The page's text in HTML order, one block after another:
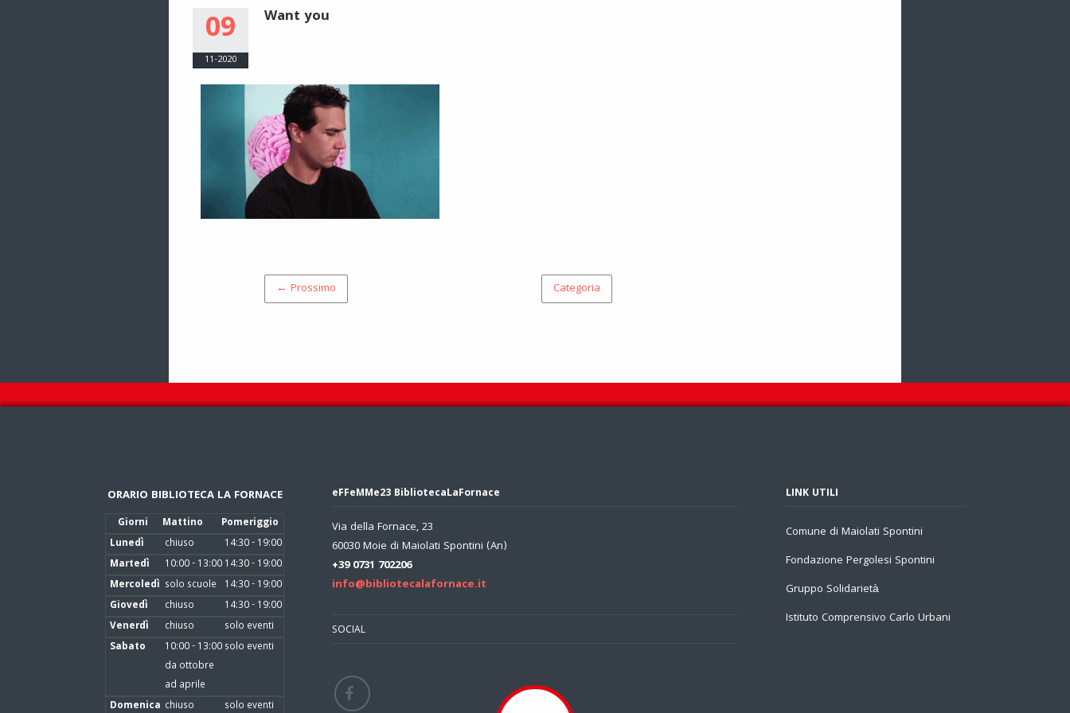
09
11-2020
Want you
← Prossimo Categoria
ORARIO BIBLIOTECA LA FORNACE
Giorni Mattino
Pomeriggio
Lunedì
chiuso
14:30 - 19:00
Martedì
10:00 - 13:0014:30 - 19:00
Mercoledì solo scuole 14:30 - 19:00
Giovedì
chiuso
14:30 - 19:00
Venerdì
chiuso
solo eventi
Sabato
10:00 - 13:00
da ottobre
ad aprile
solo eventi
Domenica chiuso solo eventi
eFFeMMe23 BibliotecaLaFornace
Via della Fornace, 23
60030 Moie di Maiolati Spontini (An)
+39 0731 702206
info@bibliotecalafornace.it
SOCIAL
LINK UTILI
Comune di Maiolati Spontini
Fondazione Pergolesi Spontini
Gruppo Solidarietà
Istituto Comprensivo Carlo Urbani